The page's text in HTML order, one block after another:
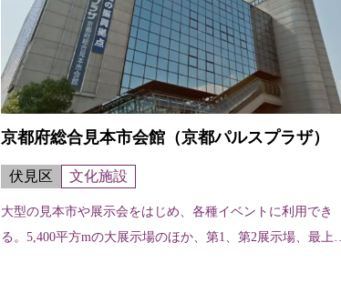
京都府総合見本市会館（京都パルスプラザ）
伏見区 文化施設
大型の見本市や展示会をはじめ、各種イベントに利用でき
る。5,400平方mの大展示場のほか、第1、第2展示場、最上階